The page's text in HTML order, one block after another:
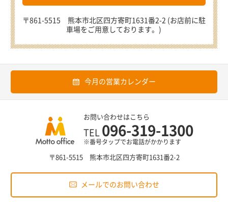
〒861-5515 熊本市北区四方寄町1631番2-2 (お店前に駐
車場をご用意しております。)
今月の営業カレンダー
お問い合わせはこちら
TEL 096-319-1300
※番号タップでお電話がかかります
〒861-5515 熊本市北区四方寄町1631番2-2
メールでのお問い合わせ